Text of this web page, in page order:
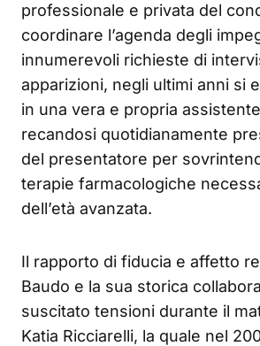
professionale e privata del
coordinare l’agenda degli
innumerevoli richieste di
apparizioni, negli ultimi anni si
in una vera e propria
recandosi quotidianamente
del presentatore per
terapie farmacologiche
dell’età avanzata.
Il rapporto di fiducia e affetto
Baudo e la sua storica
suscitato tensioni durante il
Katia Ricciarelli, la quale nel